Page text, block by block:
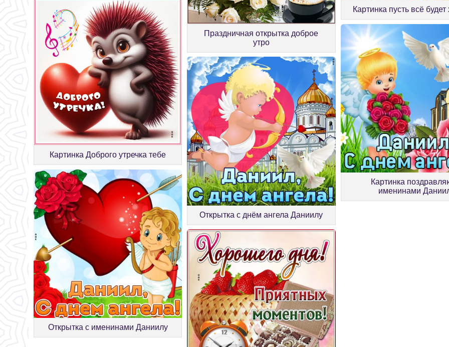
Праздничная открытка доброе
утро
Картинка пусть всё
Картинка Доброго утречка тебе
Открытка с днём ангела Даниилу
Картинка
именинами
Открытка с именинами Даниилу